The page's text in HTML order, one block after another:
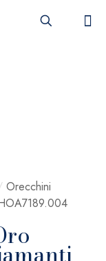
Orecchini